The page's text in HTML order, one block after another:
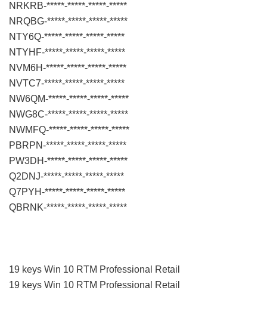
NRKRB-*****-*****-*****-*****
NRQBG-*****-*****-*****-*****
NTY6Q-*****-*****-*****-*****
NTYHF-*****-*****-*****-*****
NVM6H-*****-*****-*****-*****
NVTC7-*****-*****-*****-*****
NW6QM-*****-*****-*****-*****
NWG8C-*****-*****-*****-*****
NWMFQ-*****-*****-*****-*****
PBRPN-*****-*****-*****-*****
PW3DH-*****-*****-*****-*****
Q2DNJ-*****-*****-*****-*****
Q7PYH-*****-*****-*****-*****
QBRNK-*****-*****-*****-*****
19 keys Win 10 RTM Professional Retail
19 keys Win 10 RTM Professional Retail